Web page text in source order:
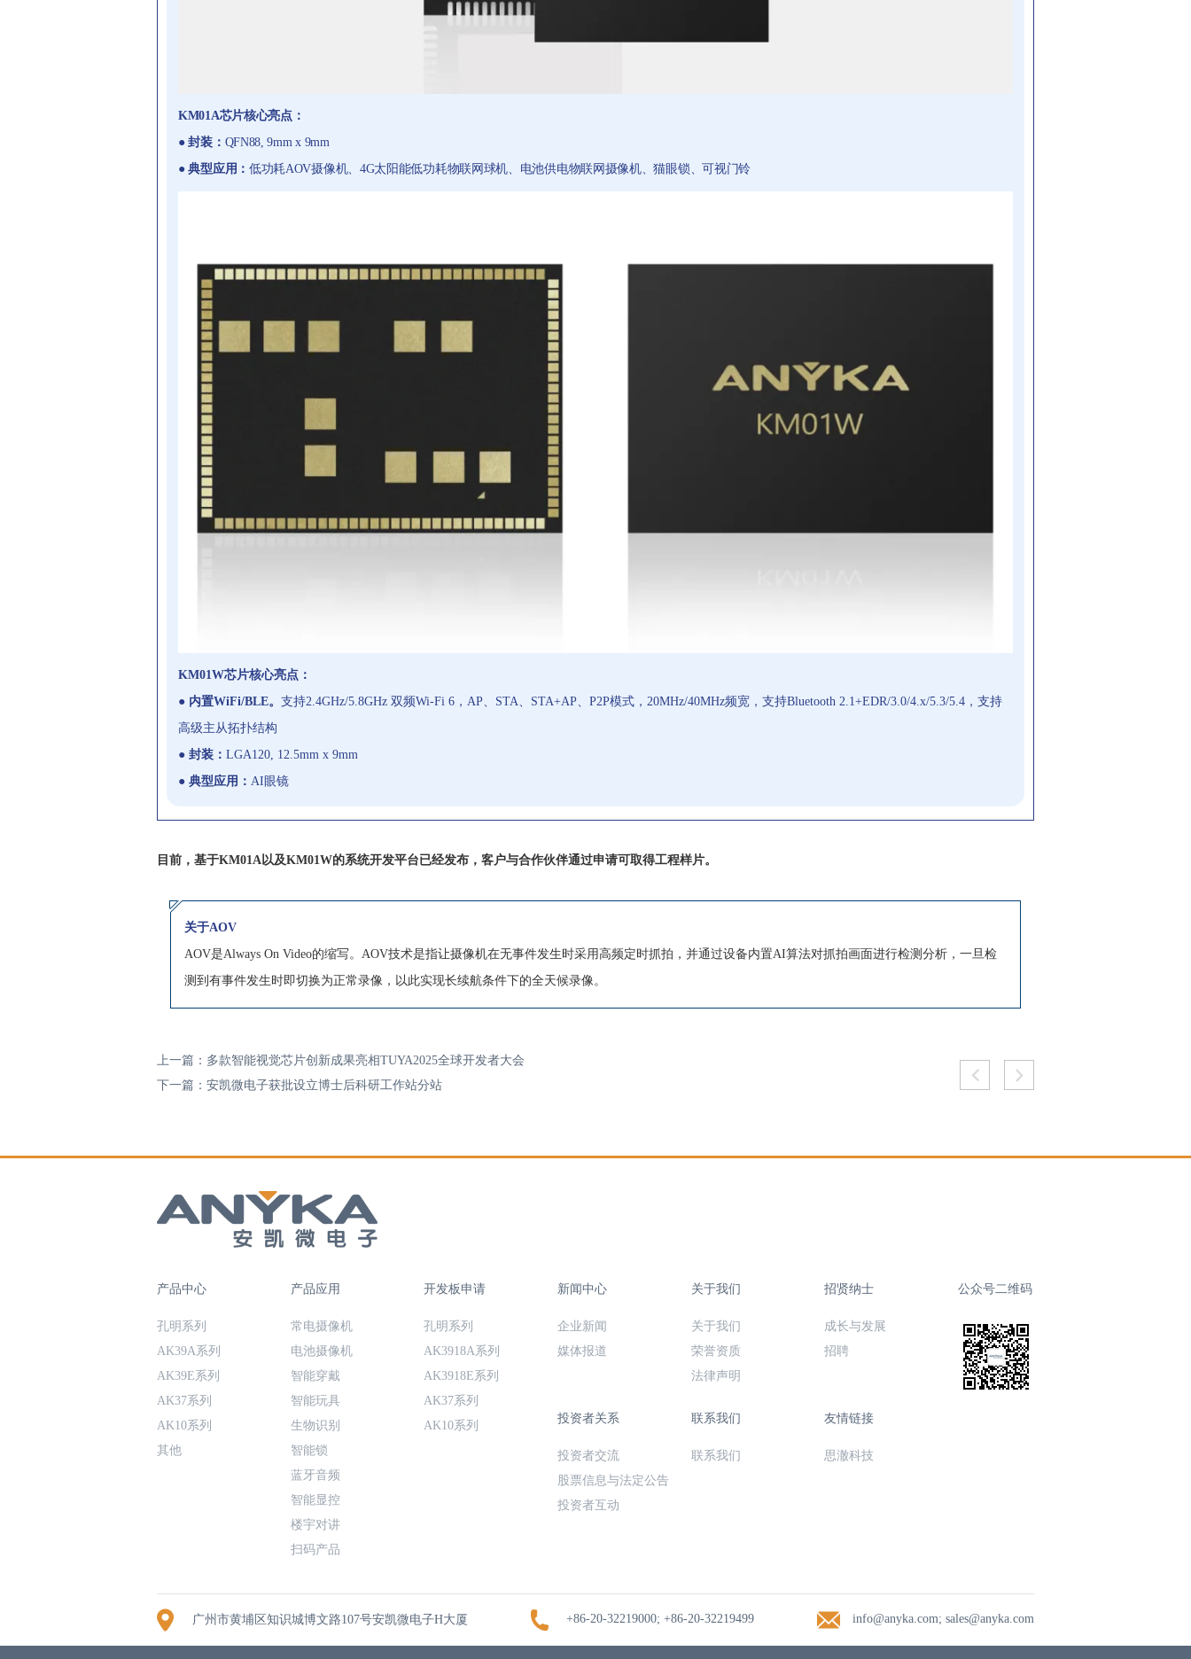
KM01A芯片核心亮点：
● 封装： QFN88,9mm x 9mm
●典型应用 ： 低功耗AOV摄像机、4G太阳能低功耗物联网球机、电池供电物联网摄像机、猫眼锁、可视门铃
KM01W芯片核心亮点：
● 内置WiFi/BLE。 支持2.4GHz/5.8GHz 双频Wi-Fi 6，AP、STA、STA+AP、P2P模式，20MHz/40MHz频宽，支持Bluetooth 2.1+EDR/3.0/4.x/5.3/5.4，支持
高级主从拓扑结构
● 封装： LGA120, 12.5mm x 9mm
● 典型应用： AI眼镜
目前，基于KM01A以及KM01W的系统开发平台已经发布，客户与合作伙伴通过申请可取得工程样片。
关于AOV
AOV是Always On Video的缩写。AOV技术是指让摄像机在无事件发生时采用高频定时抓拍，并通过设备内置AI算法对抓拍画面进行检测分析，一旦检
测到有事件发生时即切换为正常录像，以此实现长续航条件下的全天候录像。
上一篇：多款智能视觉芯片创新成果亮相TUYA2025全球开发者大会
下一篇：安凯微电子获批设立博士后科研工作站分站
产品中心
孔明系列
AK39A系列
AK39E系列
AK37系列
AK10系列
其他
产品应用
常电摄像机
电池摄像机
智能穿戴
智能玩具
生物识别
智能锁
蓝牙音频
智能显控
楼宇对讲
扫码产品
开发板申请
孔明系列
AK3918A系列
AK3918E系列
AK37系列
AK10系列
新闻中心
企业新闻
媒体报道
关于我们
关于我们
荣誉资质
法律声明
招贤纳士
成长与发展
招聘
投资者关系
投资者交流
股票信息与法定公告
投资者互动
联系我们
联系我们
友情链接
思澈科技
公众号二维码
广州市黄埔区知识城博文路107号安凯微电子H大厦 +86-20-32219000; +86-20-32219499 info@anyka.com; sales@anyka.com